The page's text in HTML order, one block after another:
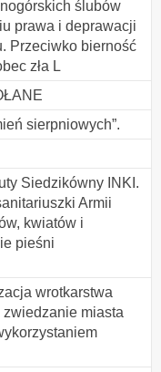
ślubów
prawa i deprawacji
Przeciwko bierność
zła L
sierpniowych”.
Siedzikówny INKI.
Armii
kwiatów i
pieśni
wrotkarstwa
miasta